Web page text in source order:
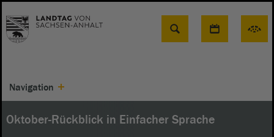
Suche
Navigation
Oktober-Rückblick in Einfacher Sprache